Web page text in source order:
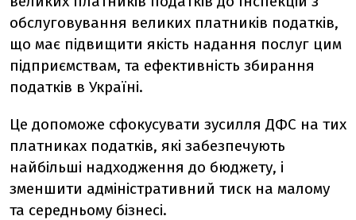
обслуговування великих платників податків,
що має підвищити якість надання послуг цим
підприємствам, та ефективність збирання
податків в Україні.
Це допоможе сфокусувати зусилля ДФС на тих
платниках податків, які забезпечують
найбільші надходження до бюджету, і
зменшити адміністративний тиск на малому
та середньому бізнесі.